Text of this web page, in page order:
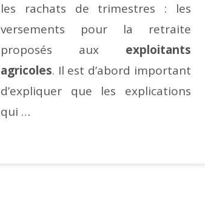
les rachats de trimestres : les
versements pour la retraite
proposés aux exploitants
agricoles. Il est d’abord important
d’expliquer que les explications
qui …